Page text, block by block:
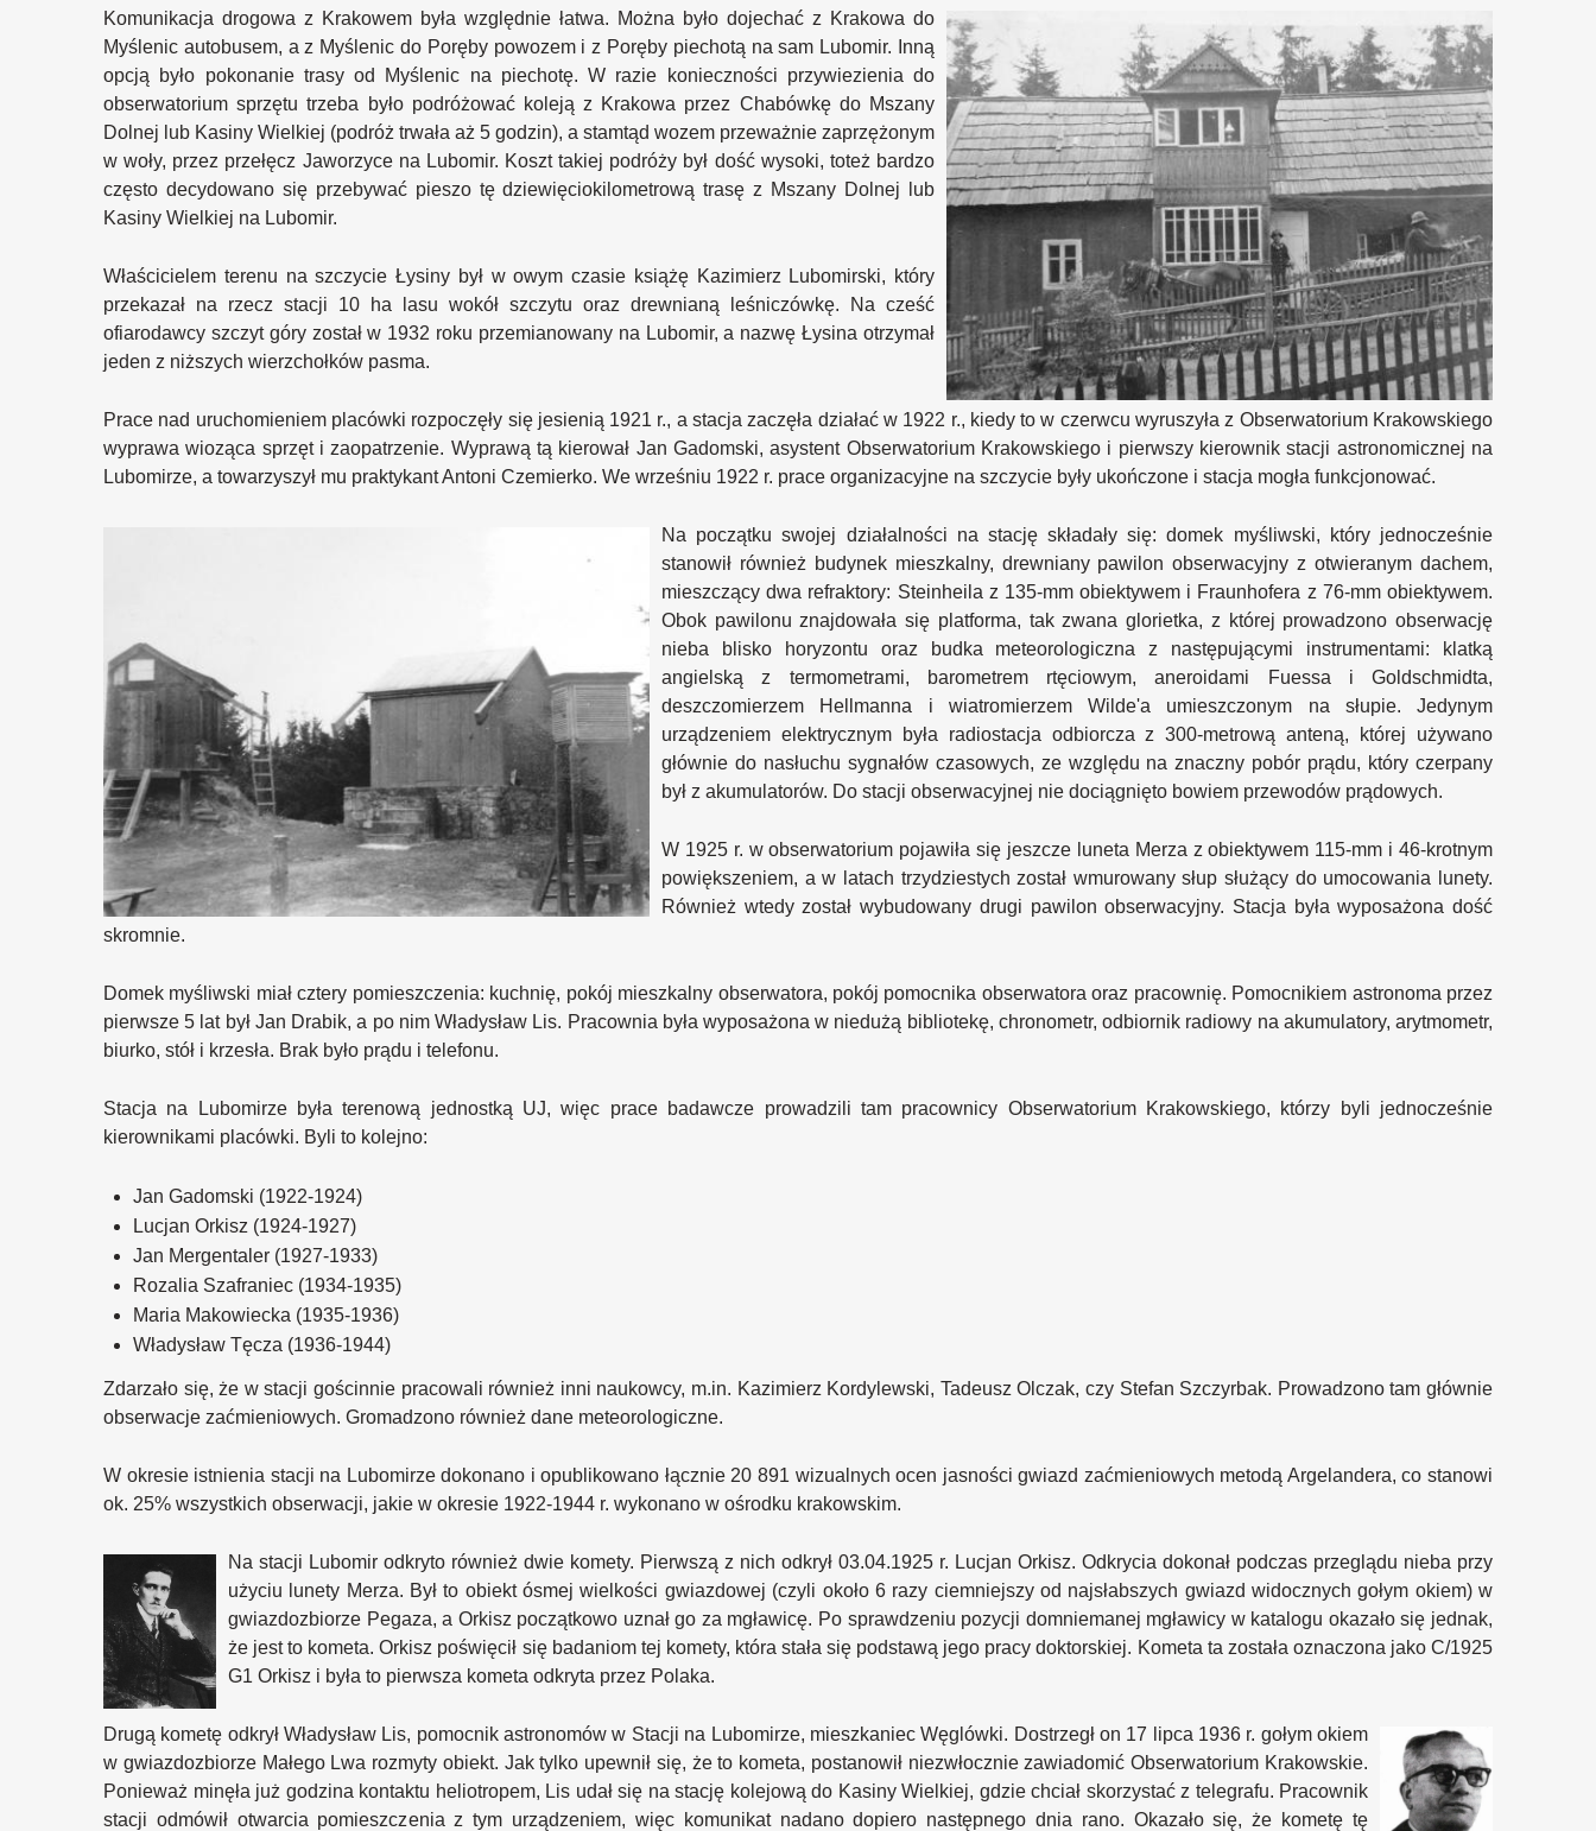
Komunikacja drogowa z Krakowem była względnie łatwa. Można było dojechać z Krakowa do
Myślenic autobusem, a z Myślenic do Poręby powozem i z Poręby piechotą na sam Lubomir. Inną
opcją było pokonanie trasy od Myślenic na piechotę. W razie konieczności przywiezienia do
obserwatorium sprzętu trzeba było podróżować koleją z Krakowa przez Chabówkę do Mszany
Dolnej lub Kasiny Wielkiej (podróż trwała aż 5 godzin), a stamtąd wozem przeważnie zaprzężonym
w woły, przez przełęcz Jaworzyce na Lubomir. Koszt takiej podróży był dość wysoki, toteż bardzo
często decydowano się przebywać pieszo tę dziewięciokilometrową trasę z Mszany Dolnej lub
Kasiny Wielkiej na Lubomir.
Właścicielem terenu na szczycie Łysiny był w owym czasie książę Kazimierz Lubomirski, który
przekazał na rzecz stacji 10 ha lasu wokół szczytu oraz drewnianą leśniczówkę. Na cześć
ofiarodawcy szczyt góry został w 1932 roku przemianowany na Lubomir, a nazwę Łysina otrzymał
jeden z niższych wierzchołków pasma.
Prace nad uruchomieniem placówki rozpoczęły się jesienią 1921 r., a stacja zaczęła działać w 1922 r., kiedy to w czerwcu wyruszyła z Obserwatorium Krakowskiego
wyprawa wioząca sprzęt i zaopatrzenie. Wyprawą tą kierował Jan Gadomski, asystent Obserwatorium Krakowskiego i pierwszy kierownik stacji astronomicznej na
Lubomirze, a towarzyszył mu praktykant Antoni Czemierko. We wrześniu 1922 r. prace organizacyjne na szczycie były ukończone i stacja mogła funkcjonować.
Na początku swojej działalności na stację składały się: domek myśliwski, który jednocześnie
stanowił również budynek mieszkalny, drewniany pawilon obserwacyjny z otwieranym dachem,
mieszczący dwa refraktory: Steinheila z 135-mm obiektywem i Fraunhofera z 76-mm obiektywem.
Obok pawilonu znajdowała się platforma, tak zwana glorietka, z której prowadzono obserwację
nieba blisko horyzontu oraz budka meteorologiczna z następującymi instrumentami: klatką
angielską z termometrami, barometrem rtęciowym, aneroidami Fuessa i Goldschmidta,
deszczomierzem Hellmanna i wiatromierzem Wilde'a umieszczonym na słupie. Jedynym
urządzeniem elektrycznym była radiostacja odbiorcza z 300-metrową anteną, której używano
głównie do nasłuchu sygnałów czasowych, ze względu na znaczny pobór prądu, który czerpany
był z akumulatorów. Do stacji obserwacyjnej nie dociągnięto bowiem przewodów prądowych.
W 1925 r. w obserwatorium pojawiła się jeszcze luneta Merza z obiektywem 115-mm i 46-krotnym
powiększeniem, a w latach trzydziestych został wmurowany słup służący do umocowania lunety.
Również wtedy został wybudowany drugi pawilon obserwacyjny. Stacja była wyposażona dość
skromnie.
Domek myśliwski miał cztery pomieszczenia: kuchnię, pokój mieszkalny obserwatora, pokój pomocnika obserwatora oraz pracownię. Pomocnikiem astronoma przez
pierwsze 5 lat był Jan Drabik, a po nim Władysław Lis. Pracownia była wyposażona w niedużą bibliotekę, chronometr, odbiornik radiowy na akumulatory, arytmometr,
biurko, stół i krzesła. Brak było prądu i telefonu.
Stacja na Lubomirze była terenową jednostką UJ, więc prace badawcze prowadzili tam pracownicy Obserwatorium Krakowskiego, którzy byli jednocześnie
kierownikami placówki. Byli to kolejno:
Jan Gadomski (1922-1924)
Lucjan Orkisz (1924-1927)
Jan Mergentaler (1927-1933)
Rozalia Szafraniec (1934-1935)
Maria Makowiecka (1935-1936)
Władysław Tęcza (1936-1944)
Zdarzało się, że w stacji gościnnie pracowali również inni naukowcy, m.in. Kazimierz Kordylewski, Tadeusz Olczak, czy Stefan Szczyrbak. Prowadzono tam głównie
obserwacje zaćmieniowych. Gromadzono również dane meteorologiczne.
W okresie istnienia stacji na Lubomirze dokonano i opublikowano łącznie 20 891 wizualnych ocen jasności gwiazd zaćmieniowych metodą Argelandera, co stanowi
ok. 25% wszystkich obserwacji, jakie w okresie 1922-1944 r. wykonano w ośrodku krakowskim.
Na stacji Lubomir odkryto również dwie komety. Pierwszą z nich odkrył 03.04.1925 r. Lucjan Orkisz. Odkrycia dokonał podczas przeglądu nieba przy
użyciu lunety Merza. Był to obiekt ósmej wielkości gwiazdowej (czyli około 6 razy ciemniejszy od najsłabszych gwiazd widocznych gołym okiem) w
gwiazdozbiorze Pegaza, a Orkisz początkowo uznał go za mgławicę. Po sprawdzeniu pozycji domniemanej mgławicy w katalogu okazało się jednak,
że jest to kometa. Orkisz poświęcił się badaniom tej komety, która stała się podstawą jego pracy doktorskiej. Kometa ta została oznaczona jako C/1925
G1 Orkisz i była to pierwsza kometa odkryta przez Polaka.
Drugą kometę odkrył Władysław Lis, pomocnik astronomów w Stacji na Lubomirze, mieszkaniec Węglówki. Dostrzegł on 17 lipca 1936 r. gołym okiem
w gwiazdozbiorze Małego Lwa rozmyty obiekt. Jak tylko upewnił się, że to kometa, postanowił niezwłocznie zawiadomić Obserwatorium Krakowskie.
Ponieważ minęła już godzina kontaktu heliotropem, Lis udał się na stację kolejową do Kasiny Wielkiej, gdzie chciał skorzystać z telegrafu. Pracownik
stacji odmówił otwarcia pomieszczenia z tym urządzeniem, więc komunikat nadano dopiero następnego dnia rano. Okazało się, że kometę tę